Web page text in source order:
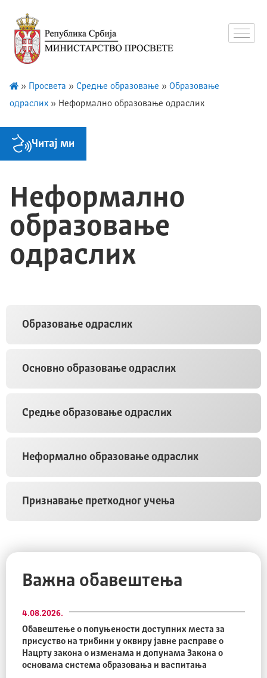
» Просвета » Средње образовање » Образовање
одраслих » Неформално образовање одраслих
Читај ми
Неформално
образовање
одраслих
Образовање одраслих
Основно образовање одраслих
Средње образовање одраслих
Неформално образовање одраслих
Признавање претходног учења
Важна обавештења
Обавештење о попуњености доступних места за
присуство на трибини у оквиру јавне расправе о
Нацрту закона о изменама и допунама Закона о
основама система образовања и васпитања
4.08.2026.